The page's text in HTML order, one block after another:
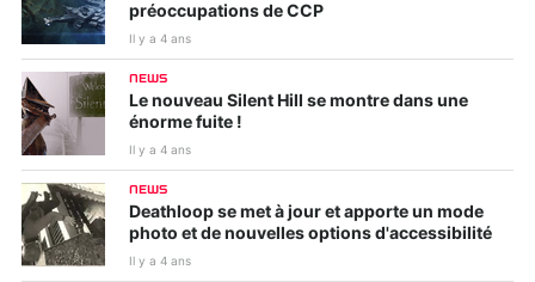
préoccupations de CCP
Il y a 4 ans
NEWS
Le nouveau Silent Hill se montre dans une
énorme fuite !
Il y a 4 ans
NEWS
Deathloop se met à jour et apporte un mode
photo et de nouvelles options d'accessibilité
Il y a 4 ans